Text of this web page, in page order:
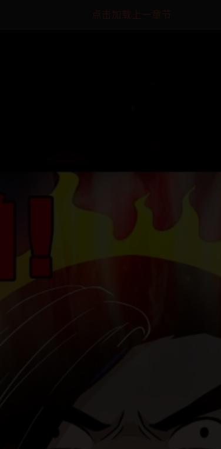
点击加载上一章节